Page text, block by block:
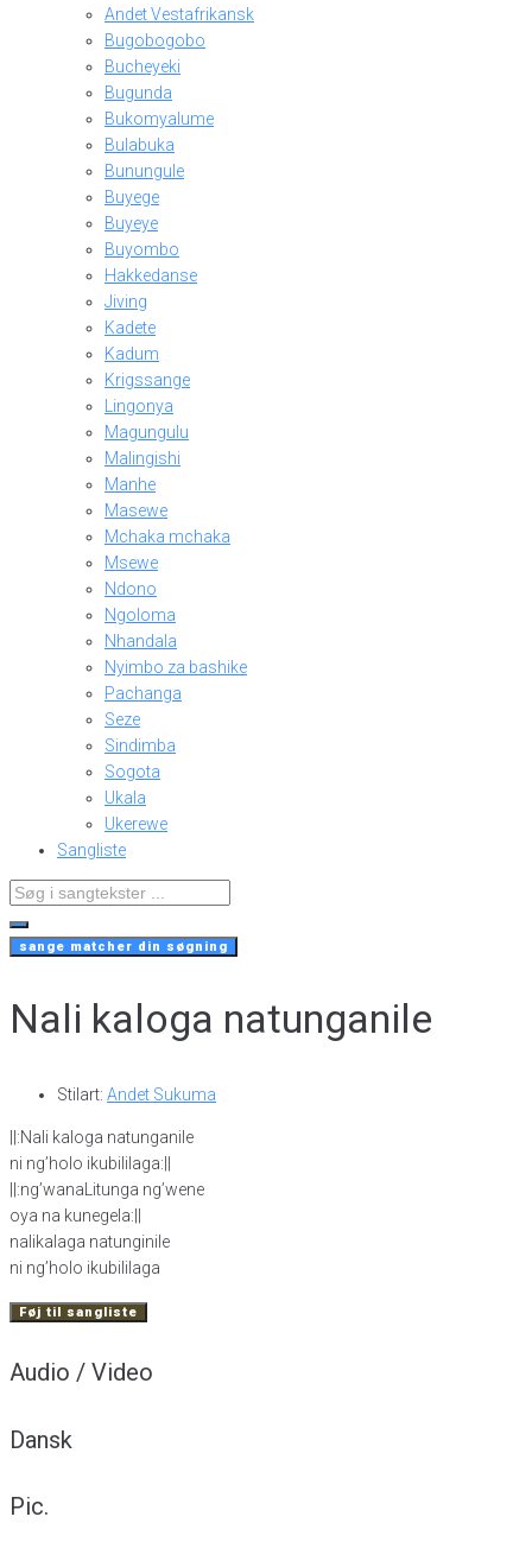
Andet Vestafrikansk
Bugobogobo
Bucheyeki
Bugunda
Bukomyalume
Bulabuka
Bunungule
Buyege
Buyeye
Buyombo
Hakkedanse
Jiving
Kadete
Kadum
Krigssange
Lingonya
Magungulu
Malingishi
Manhe
Masewe
Mchaka mchaka
Msewe
Ndono
Ngoloma
Nhandala
Nyimbo za bashike
Pachanga
Seze
Sindimba
Sogota
Ukala
Ukerewe
Sangliste
Search
...
sange matcher din søgning
Nali kaloga natunganile
Stilart: Andet Sukuma
||:Nali kaloga natunganile
ni ng’holo ikubililaga:||
||:ng’wanaLitunga ng’wene
oya na kunegela:||
nalikalaga natunginile
ni ng’holo ikubililaga
Føj til sangliste
Audio / Video
Dansk
Pic.